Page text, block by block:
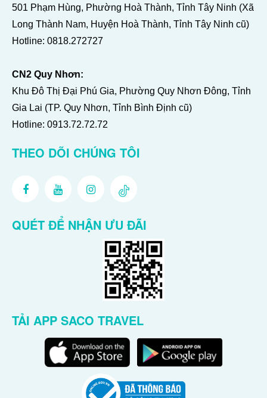
501 Phạm Hùng, Phường Hoà Thành, Tỉnh Tây Ninh (Xã
Long Thành Nam, Huyện Hoà Thành, Tỉnh Tây Ninh cũ)
Hotline: 0818.272727
CN2 Quy Nhơn:
Khu Đô Thị Đại Phú Gia, Phường Quy Nhơn Đông, Tỉnh
Gia Lai (TP. Quy Nhơn, Tỉnh Bình Định cũ)
Hotline: 0913.72.72.72
THEO DÕI CHÚNG TÔI
QUÉT ĐỂ NHẬN ƯU ĐÃI
TẢI APP SACO TRAVEL